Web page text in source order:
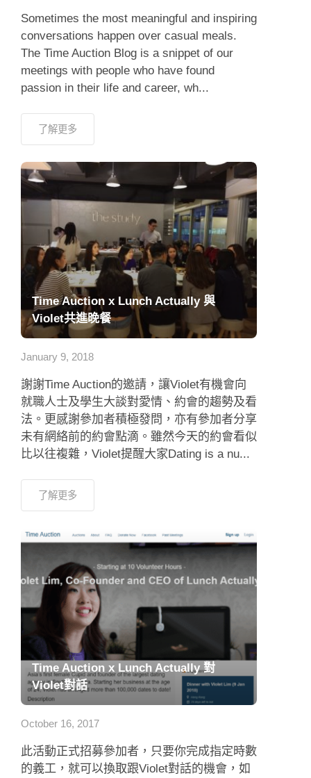
Sometimes the most meaningful and inspiring
conversations happen over casual meals.
The Time Auction Blog is a snippet of our
meetings with people who have found
passion in their life and career, wh...
了解更多
Time Auction x Lunch Actually 與
Violet共進晚餐
January 9, 2018
謝謝Time Auction的邀請，讓Violet有機會向
就職人士及學生大談對愛情、約會的趨勢及看
法。更感謝參加者積極發問，亦有參加者分享
未有網絡前的約會點滴。雖然今天的約會看似
比以往複雜，Violet提醒大家Dating is a nu...
了解更多
Time Auction x Lunch Actually 對
Violet對話
October 16, 2017
此活動正式招募參加者，只要你完成指定時數
的義工，就可以換取跟Violet對話的機會，如